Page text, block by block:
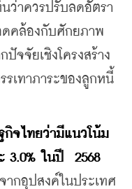
าควรปรับลดอัตรา
ดคล้องกับศักยภาพ
จจัยเชิงโครงสร้าง
เทาภาระของลูกหนี้
กิจไทยว่ามีแนวโน้ม
3.0% ในปี  2568
ากอุปสงค์ในประเทศ